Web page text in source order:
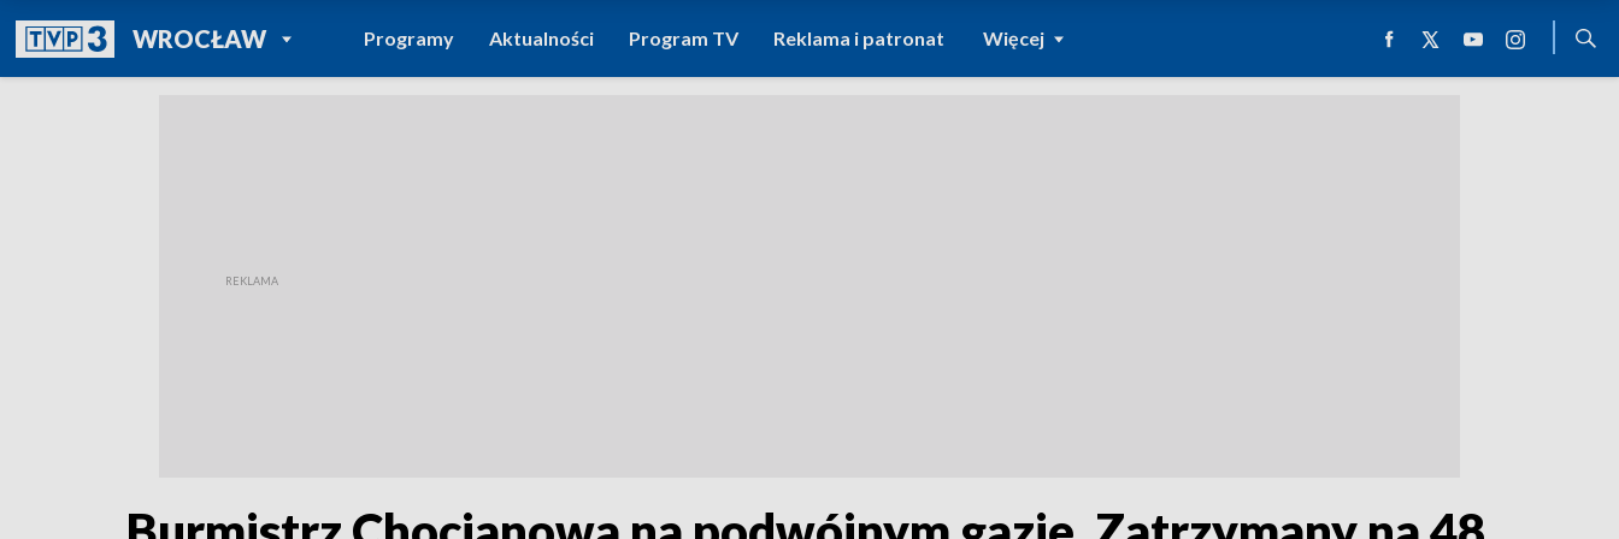
WROCŁAWPOWRÓT DO
TVP REGIONY
Programy Aktualności Program TV Reklama i patronat Więcej